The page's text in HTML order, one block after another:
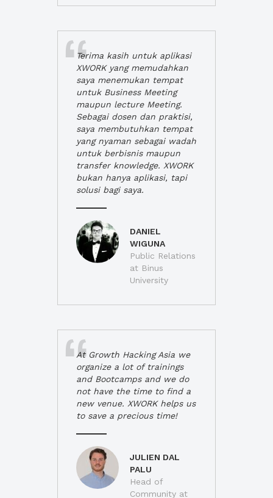
Terima kasih untuk aplikasi
XWORK yang memudahkan
saya menemukan tempat
untuk Business Meeting
maupun lecture Meeting.
Sebagai dosen dan praktisi,
saya membutuhkan tempat
yang nyaman sebagai wadah
untuk berbisnis maupun
transfer knowledge. XWORK
bukan hanya aplikasi, tapi
solusi bagi saya.
DANIEL
WIGUNA
Public Relations
at Binus
University
At Growth Hacking Asia we
organize a lot of trainings
and Bootcamps and we do
not have the time to find a
new venue. XWORK helps us
to save a precious time!
JULIEN DAL
PALU
Head of
Community at